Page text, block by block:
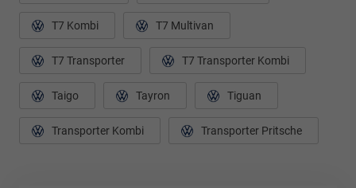
T7 Kombi T7 Multivan
T7 Transporter T7 Transporter Kombi
Taigo Tayron Tiguan
Transporter Kombi Transporter Pritsche